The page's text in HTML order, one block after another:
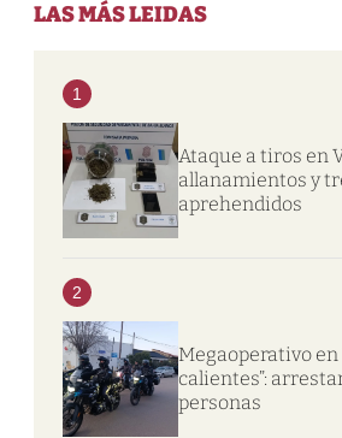
LAS MÁS LEIDAS
1
Ataque a tiros en
allanamientos y
aprehendidos
2
Megaoperativo en
calientes”:
personas